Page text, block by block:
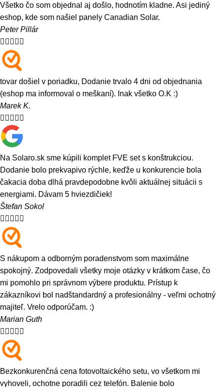
Všetko čo som objednal aj došlo, hodnotím kladne. Asi jediný
eshop, kde som našiel panely Canadian Solar.
Peter Pillár
    
tovar došiel v poriadku, Dodanie trvalo 4 dni od objednania
(eshop ma informoval o meškaní). Inak všetko O.K :)
Marek K.
    
Na Solaro.sk sme kúpili komplet FVE set s konštrukciou.
Dodanie bolo prekvapivo rýchle, keďže u konkurencie bola
čakacia doba dlhá pravdepodobne kvôli aktuálnej situácii s
energiami. Dávam 5 hviezdičiek!
Štefan Sokol
    
S nákupom a odborným poradenstvom som maximálne
spokojný. Zodpovedali všetky moje otázky v krátkom čase, čo
mi pomohlo pri správnom výbere produktu. Prístup k
zákazníkovi bol nadštandardný a profesionálny - veľmi ochotný
majiteľ. Vrelo odporúčam. :)
Marian Guth
    
Bezkonkurenčná cena fotovoltaického setu, vo všetkom mi
vyhoveli, ochotne poradili cez telefón. Balenie bolo